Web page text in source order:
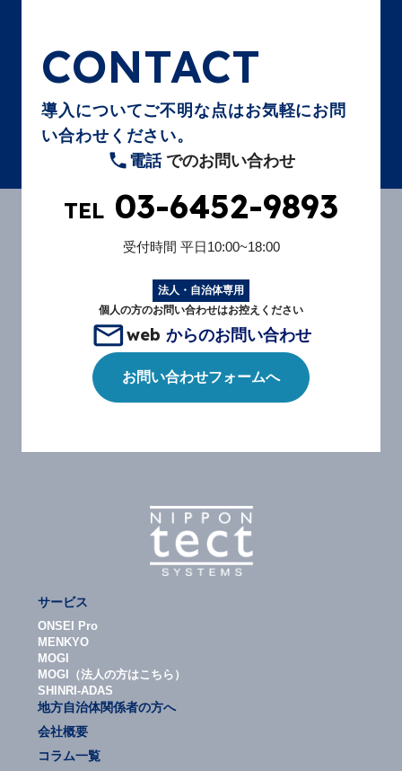
CONTACT
導入についてご不明な点はお気軽にお問
い合わせください。
電話でのお問い合わせ
TEL 03-6452-9893
受付時間 平日10:00~18:00
法人・自治体専用
個人の方のお問い合わせはお控えください
web からのお問い合わせ
お問い合わせフォームへ
サービス
ONSEI Pro
MENKYO
MOGI
MOGI（法人の方はこちら）
SHINRI-ADAS
地方自治体関係者の方へ
会社概要
コラム一覧